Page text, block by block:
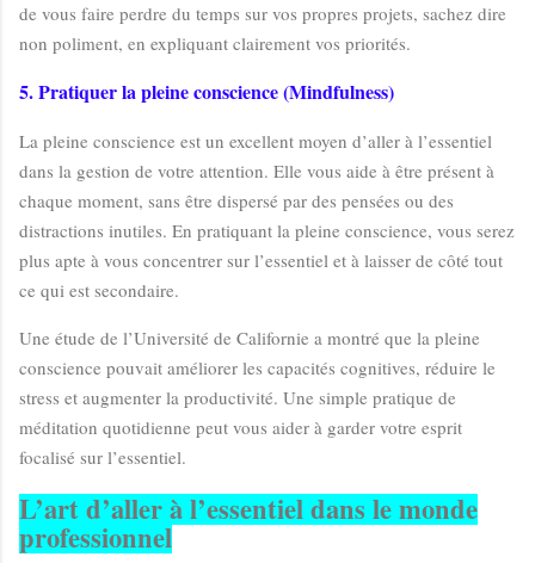
de vous faire perdre du temps sur vos propres projets, sachez dire
non poliment, en expliquant clairement vos priorités.
5. Pratiquer la pleine conscience (Mindfulness)
La pleine conscience est un excellent moyen d’aller à l’essentiel
dans la gestion de votre attention. Elle vous aide à être présent à
chaque moment, sans être dispersé par des pensées ou des
distractions inutiles. En pratiquant la pleine conscience, vous serez
plus apte à vous concentrer sur l’essentiel et à laisser de côté tout
ce qui est secondaire.
Une étude de l’Université de Californie a montré que la pleine
conscience pouvait améliorer les capacités cognitives, réduire le
stress et augmenter la productivité. Une simple pratique de
méditation quotidienne peut vous aider à garder votre esprit
focalisé sur l’essentiel.
L’art d’aller à l’essentiel dans le monde
professionnel